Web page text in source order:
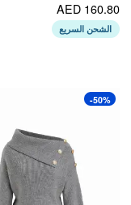
AED 160.80
الشحن السريع
-50%